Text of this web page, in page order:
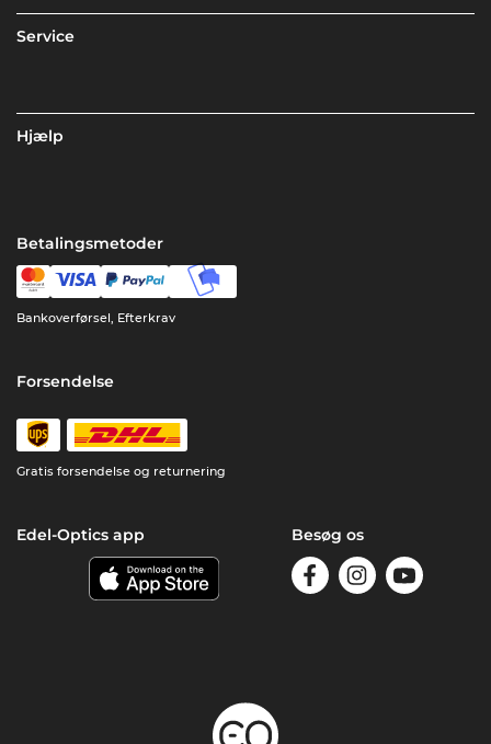
Service
Hjælp
Betalingsmetoder
Bankoverførsel, Efterkrav
Forsendelse
Gratis forsendelse og returnering
Edel-Optics app Besøg os